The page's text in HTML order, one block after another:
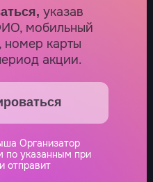
указав
мобильный
номер карты
акции.
Организатор
по указанным при
отправит